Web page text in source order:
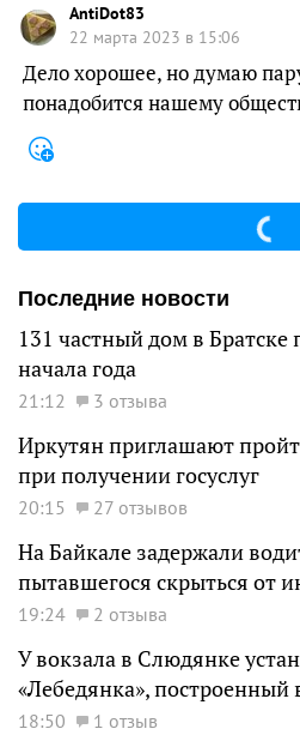
AntiDot83
22 марта 2023 в 15:06
Дело хорошее, но думаю
понадобится нашему
Последние новости
131 частный дом в Братске
начала года
21:12 3 отзыва
Иркутян приглашают
при получении госуслуг
20:15 27 отзывов
На Байкале задержали
пытавшегося скрыться от
19:24 2 отзыва
У вокзала в Слюдянке
«Лебедянка», построенный
18:50
1 отзыв